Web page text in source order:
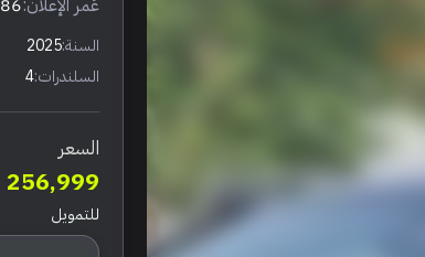
السنة:2025
السلندرات:4
السعر
256,999
للتمويل